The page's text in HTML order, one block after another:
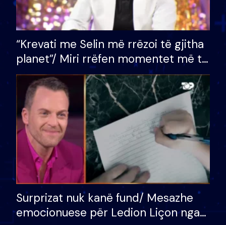
“Krevati me Selin më rrëzoi të gjitha
planet”/ Miri rrëfen momentet më të
bukura në shtëpinë e BB VIP: Do më
mungojë zilja e mëngjesit kur…
Surprizat nuk kanë fund/ Mesazhe
emocionuese për Ledion Liçon nga